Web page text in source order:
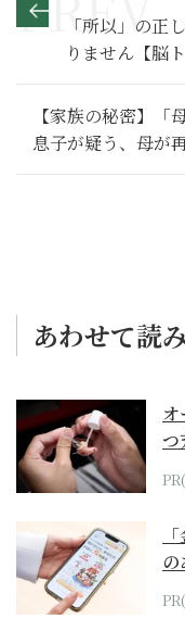
「所以」の正
りません【脳
【家族の秘密】
息子が疑う、母が
あわせて読
オ
つ
の